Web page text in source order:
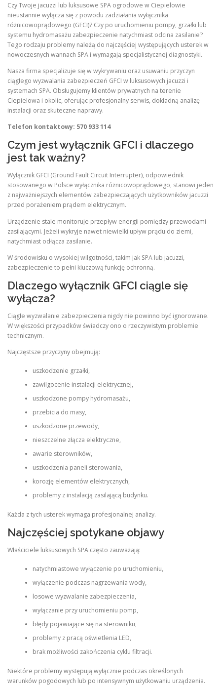
Czy Twoje jacuzzi lub luksusowe SPA ogrodowe w Ciepielowie
nieustannie wyłącza się z powodu zadziałania wyłącznika
różnicowoprądowego (GFCI)? Czy po uruchomieniu pompy, grzałki lub
systemu hydromasażu zabezpieczenie natychmiast odcina zasilanie?
Tego rodzaju problemy należą do najczęściej występujących usterek w
nowoczesnych wannach SPA i wymagają specjalistycznej diagnostyki.
Nasza firma specjalizuje się w wykrywaniu oraz usuwaniu przyczyn
ciągłego wyzwalania zabezpieczeń GFCI w luksusowych jacuzzi i
systemach SPA. Obsługujemy klientów prywatnych na terenie
Ciepielowa i okolic, oferując profesjonalny serwis, dokładną analizę
instalacji oraz skuteczne naprawy.
Telefon kontaktowy: 570 933 114
Czym jest wyłącznik GFCI i dlaczego
jest tak ważny?
Wyłącznik GFCI (Ground Fault Circuit Interrupter), odpowiednik
stosowanego w Polsce wyłącznika różnicowoprądowego, stanowi jeden
z najważniejszych elementów zabezpieczających użytkowników jacuzzi
przed porażeniem prądem elektrycznym.
Urządzenie stale monitoruje przepływ energii pomiędzy przewodami
zasilającymi. Jeżeli wykryje nawet niewielki upływ prądu do ziemi,
natychmiast odłącza zasilanie.
W środowisku o wysokiej wilgotności, takim jak SPA lub jacuzzi,
zabezpieczenie to pełni kluczową funkcję ochronną.
Dlaczego wyłącznik GFCI ciągle się
wyłącza?
Ciągłe wyzwalanie zabezpieczenia nigdy nie powinno być ignorowane.
W większości przypadków świadczy ono o rzeczywistym problemie
technicznym.
Najczęstsze przyczyny obejmują:
uszkodzenie grzałki,
zawilgocenie instalacji elektrycznej,
uszkodzone pompy hydromasażu,
przebicia do masy,
uszkodzone przewody,
nieszczelne złącza elektryczne,
awarie sterowników,
uszkodzenia paneli sterowania,
korozję elementów elektrycznych,
problemy z instalacją zasilającą budynku.
Każda z tych usterek wymaga profesjonalnej analizy.
Najczęściej spotykane objawy
Właściciele luksusowych SPA często zauważają:
natychmiastowe wyłączenie po uruchomieniu,
wyłączenie podczas nagrzewania wody,
losowe wyzwalanie zabezpieczenia,
wyłączanie przy uruchomieniu pomp,
błędy pojawiające się na sterowniku,
problemy z pracą oświetlenia LED,
brak możliwości zakończenia cyklu filtracji.
Niektóre problemy występują wyłącznie podczas określonych
warunków pogodowych lub po intensywnym użytkowaniu urządzenia.